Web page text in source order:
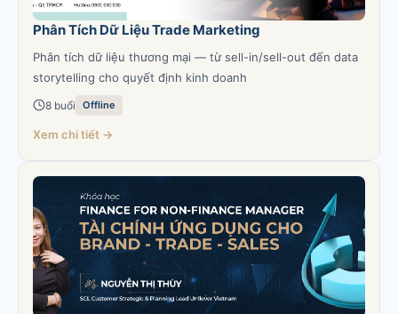
Phân Tích Dữ Liệu Trade Marketing
Phân tích dữ liệu thương mại — từ sell-in/sell-out đến data
storytelling cho quyết định kinh doanh
8 buổi Offline
Xem chi tiết →